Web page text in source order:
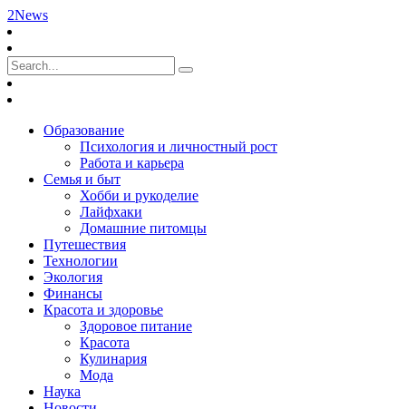
2News
Образование
Психология и личностный рост
Работа и карьера
Семья и быт
Хобби и рукоделие
Лайфхаки
Домашние питомцы
Путешествия
Технологии
Экология
Финансы
Красота и здоровье
Здоровое питание
Красота
Кулинария
Мода
Наука